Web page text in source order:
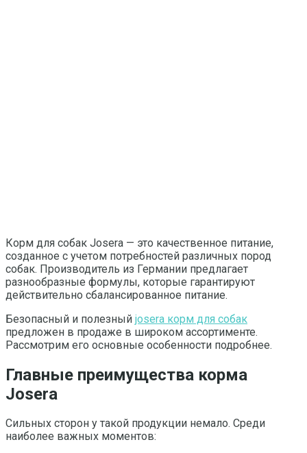
Корм для собак Josera — это качественное питание,
созданное с учетом потребностей различных пород
собак. Производитель из Германии предлагает
разнообразные формулы, которые гарантируют
действительно сбалансированное питание.
Безопасный и полезный josera корм для собак
предложен в продаже в широком ассортименте.
Рассмотрим его основные особенности подробнее.
Главные преимущества корма
Josera
Сильных сторон у такой продукции немало. Среди
наиболее важных моментов: